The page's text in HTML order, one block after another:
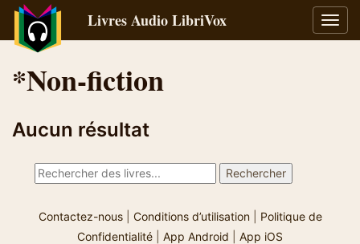
la
Livres Audio LibriVox
*Non-fiction
Aucun résultat
Contactez-nous| Conditions d’utilisation| Politique de
Confidentialité
App Android App iOS